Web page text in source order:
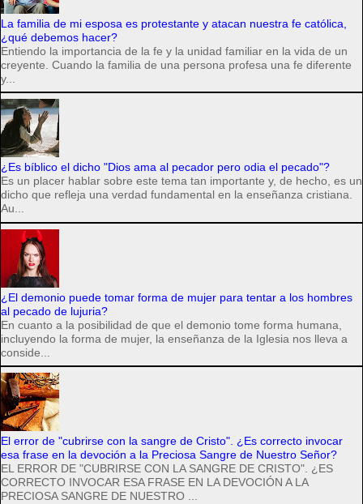
La familia de mi esposa es protestante y atacan nuestra fe católica,
¿qué debemos hacer?
Entiendo la importancia de la fe y la unidad familiar en la vida de un
creyente. Cuando la familia de una persona profesa una fe diferente
y...
¿Es bíblico el dicho "Dios ama al pecador pero odia el pecado"?
Es un placer hablar sobre este tema tan importante y, de hecho, es un
dicho que refleja una verdad fundamental en la enseñanza cristiana.
Au...
¿El demonio puede tomar forma de mujer para tentar a los hombres
al pecado de lujuria?
En cuanto a la posibilidad de que el demonio tome forma humana,
incluyendo la forma de mujer, la enseñanza de la Iglesia nos lleva a
conside...
El error de "cubrirse con la sangre de Cristo". ¿Es correcto invocar
esa frase en la devoción a la Preciosa Sangre de Nuestro Señor?
EL ERROR DE "CUBRIRSE CON LA SANGRE DE CRISTO". ¿ES
CORRECTO INVOCAR ESA FRASE EN LA DEVOCIÓN A LA
PRECIOSA SANGRE DE NUESTRO ...